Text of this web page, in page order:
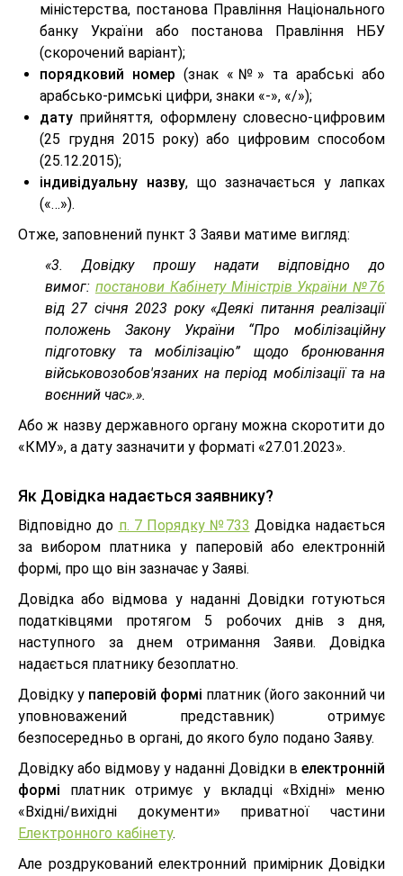
міністерства, постанова Правління Національного
банку України або постанова Правління НБУ
(скорочений варіант);
порядковий номер (знак «№» та арабські або
арабсько-римські цифри, знаки «-», «/»);
дату прийняття, оформлену словесно-цифровим
(25 грудня 2015 року) або цифровим способом
(25.12.2015);
індивідуальну назву, що зазначається у лапках
(«…»).
Отже, заповнений пункт 3 Заяви матиме вигляд:
«3. Довідку прошу надати відповідно до
вимог: постанови Кабінету Міністрів України №76
від 27 січня 2023 року «Деякі питання реалізації
положень Закону України “Про мобілізаційну
підготовку та мобілізацію” щодо бронювання
військовозобов'язаних на період мобілізації та на
воєнний час».».
Або ж назву державного органу можна скоротити до
«КМУ», а дату зазначити у форматі «27.01.2023».
Як Довідка надається заявнику?
Відповідно до п. 7 Порядку №733 Довідка надається
за вибором платника у паперовій або електронній
формі, про що він зазначає у Заяві.
Довідка або відмова у наданні Довідки готуються
податківцями протягом 5 робочих днів з дня,
наступного за днем отримання Заяви. Довідка
надається платнику безоплатно.
Довідку у паперовій формі платник (його законний чи
уповноважений представник) отримує
безпосередньо в органі, до якого було подано Заяву.
Довідку або відмову у наданні Довідки в електронній
формі платник отримує у вкладці «Вхідні» меню
«Вхідні/вихідні документи» приватної частини
Електронного кабінету.
Але роздрукований електронний примірник Довідки